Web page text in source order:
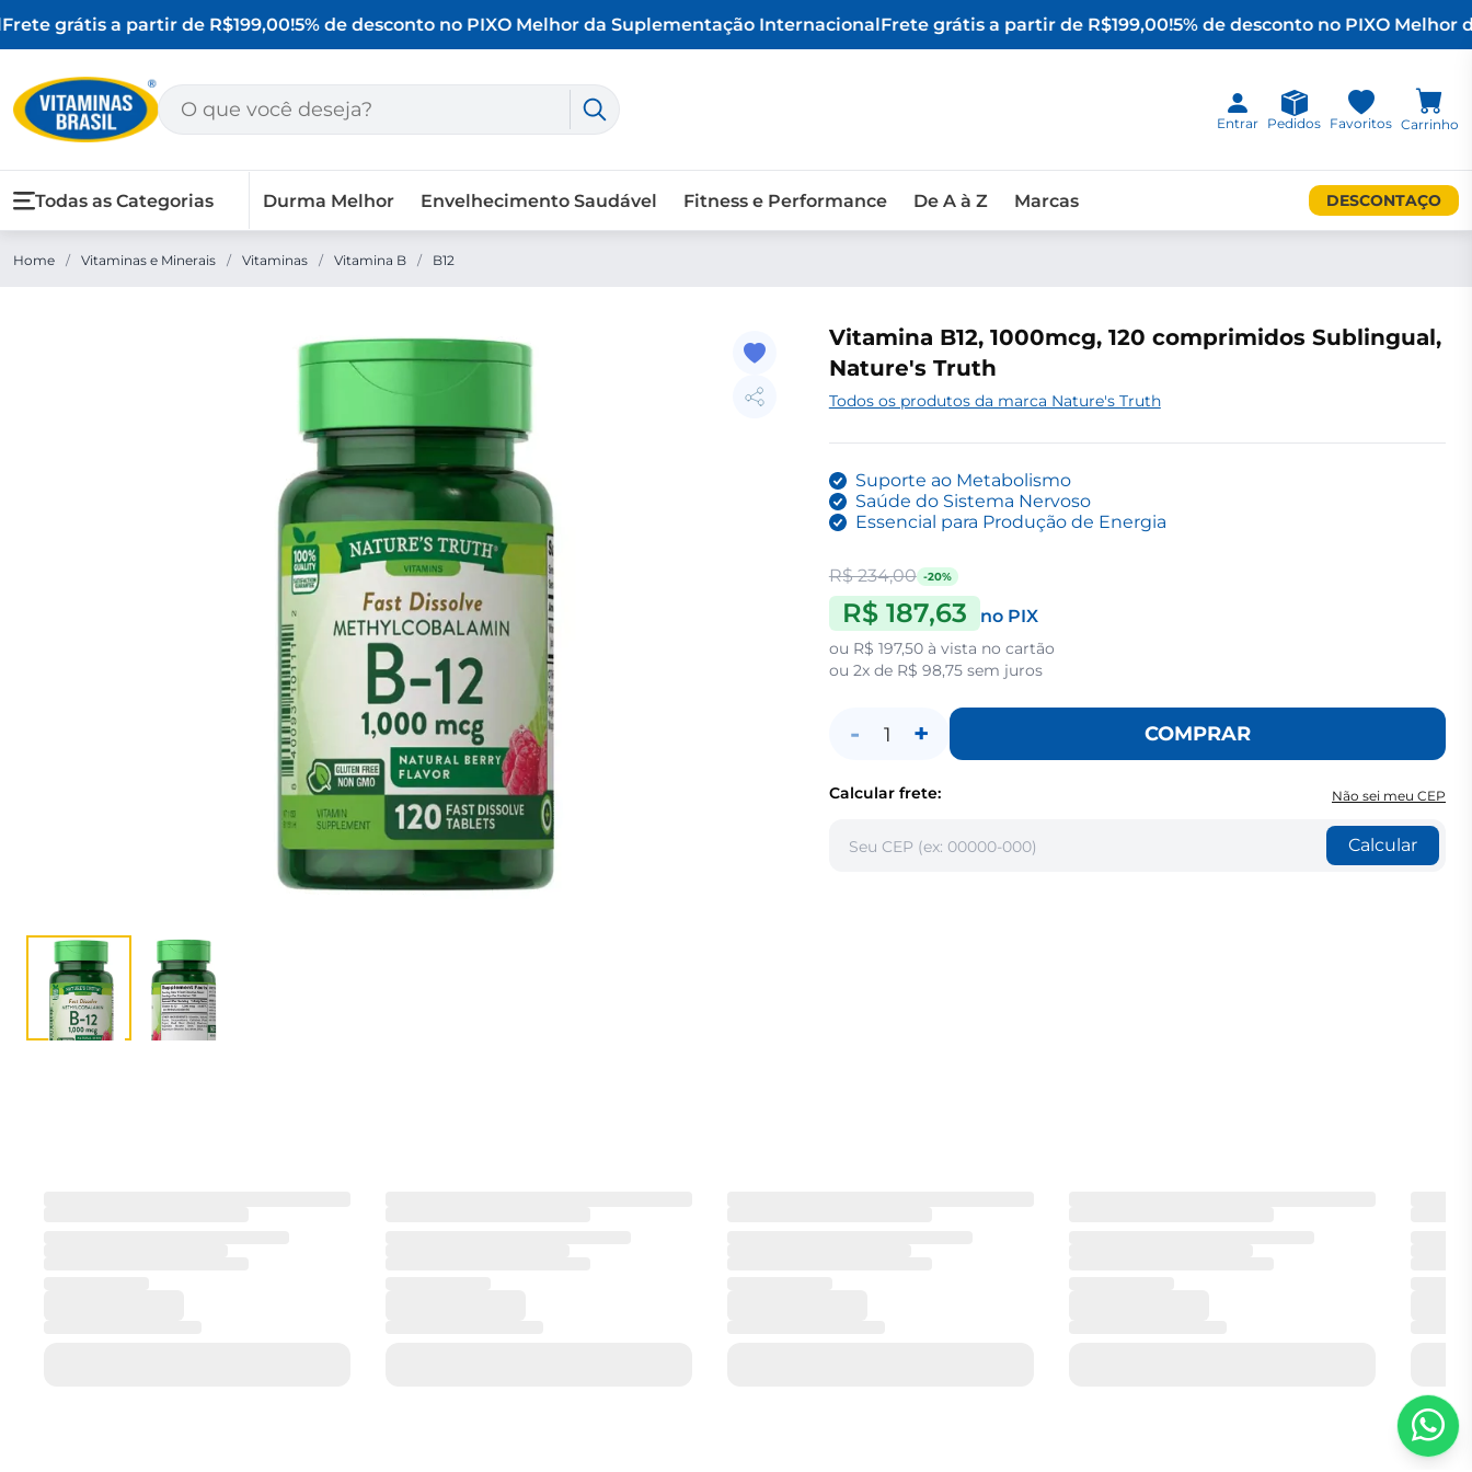
grátis a partir de R$199,00!5% de desconto no PIXO Melhor da Suplementação InternacionalFrete grátis a partir de R$199,00!5% de desconto no PIXO Melhor
Entrar Pedidos Favoritos Carrinho
Todas as Categorias Durma Melhor Envelhecimento Saudável Fitness e Performance De A à Z Marcas DESCONTAÇO
Home / Vitaminas e Minerais / Vitaminas / Vitamina B / B12
Vitamina B12, 1000mcg, 120 comprimidos Sublingual,
Nature's Truth
Todos os produtos da marca Nature's Truth
Suporte ao Metabolismo
Saúde do Sistema Nervoso
Essencial para Produção de Energia
R$ 234,00 -20%
R$ 187,63 no PIX
ou R$ 197,50à vista no cartão
ou 2x de R$ 98,75sem juros
- 1 + COMPRAR
Calcular frete: Não sei meu CEP
Calcular